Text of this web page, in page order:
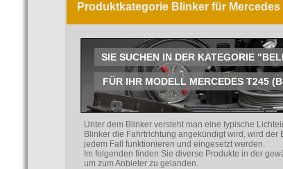
Produktkategorie Blinker für
SIE SUCHEN IN DER KATEGORIE
FÜR IHR MODELL MERCEDES T245
Unter dem Blinker versteht man eine typische
Blinker die Fahrtrichtung angekündigt wird, wird
jedem Fall funktionieren und eingesetzt werden.
Im folgenden finden Sie diverse Produkte in der
um zum Anbieter zu gelanden.